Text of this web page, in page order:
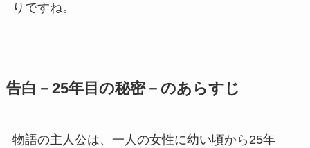
りですね。
告白－25年目の秘密－のあらすじ
物語の主人公は、一人の女性に幼い頃から25年